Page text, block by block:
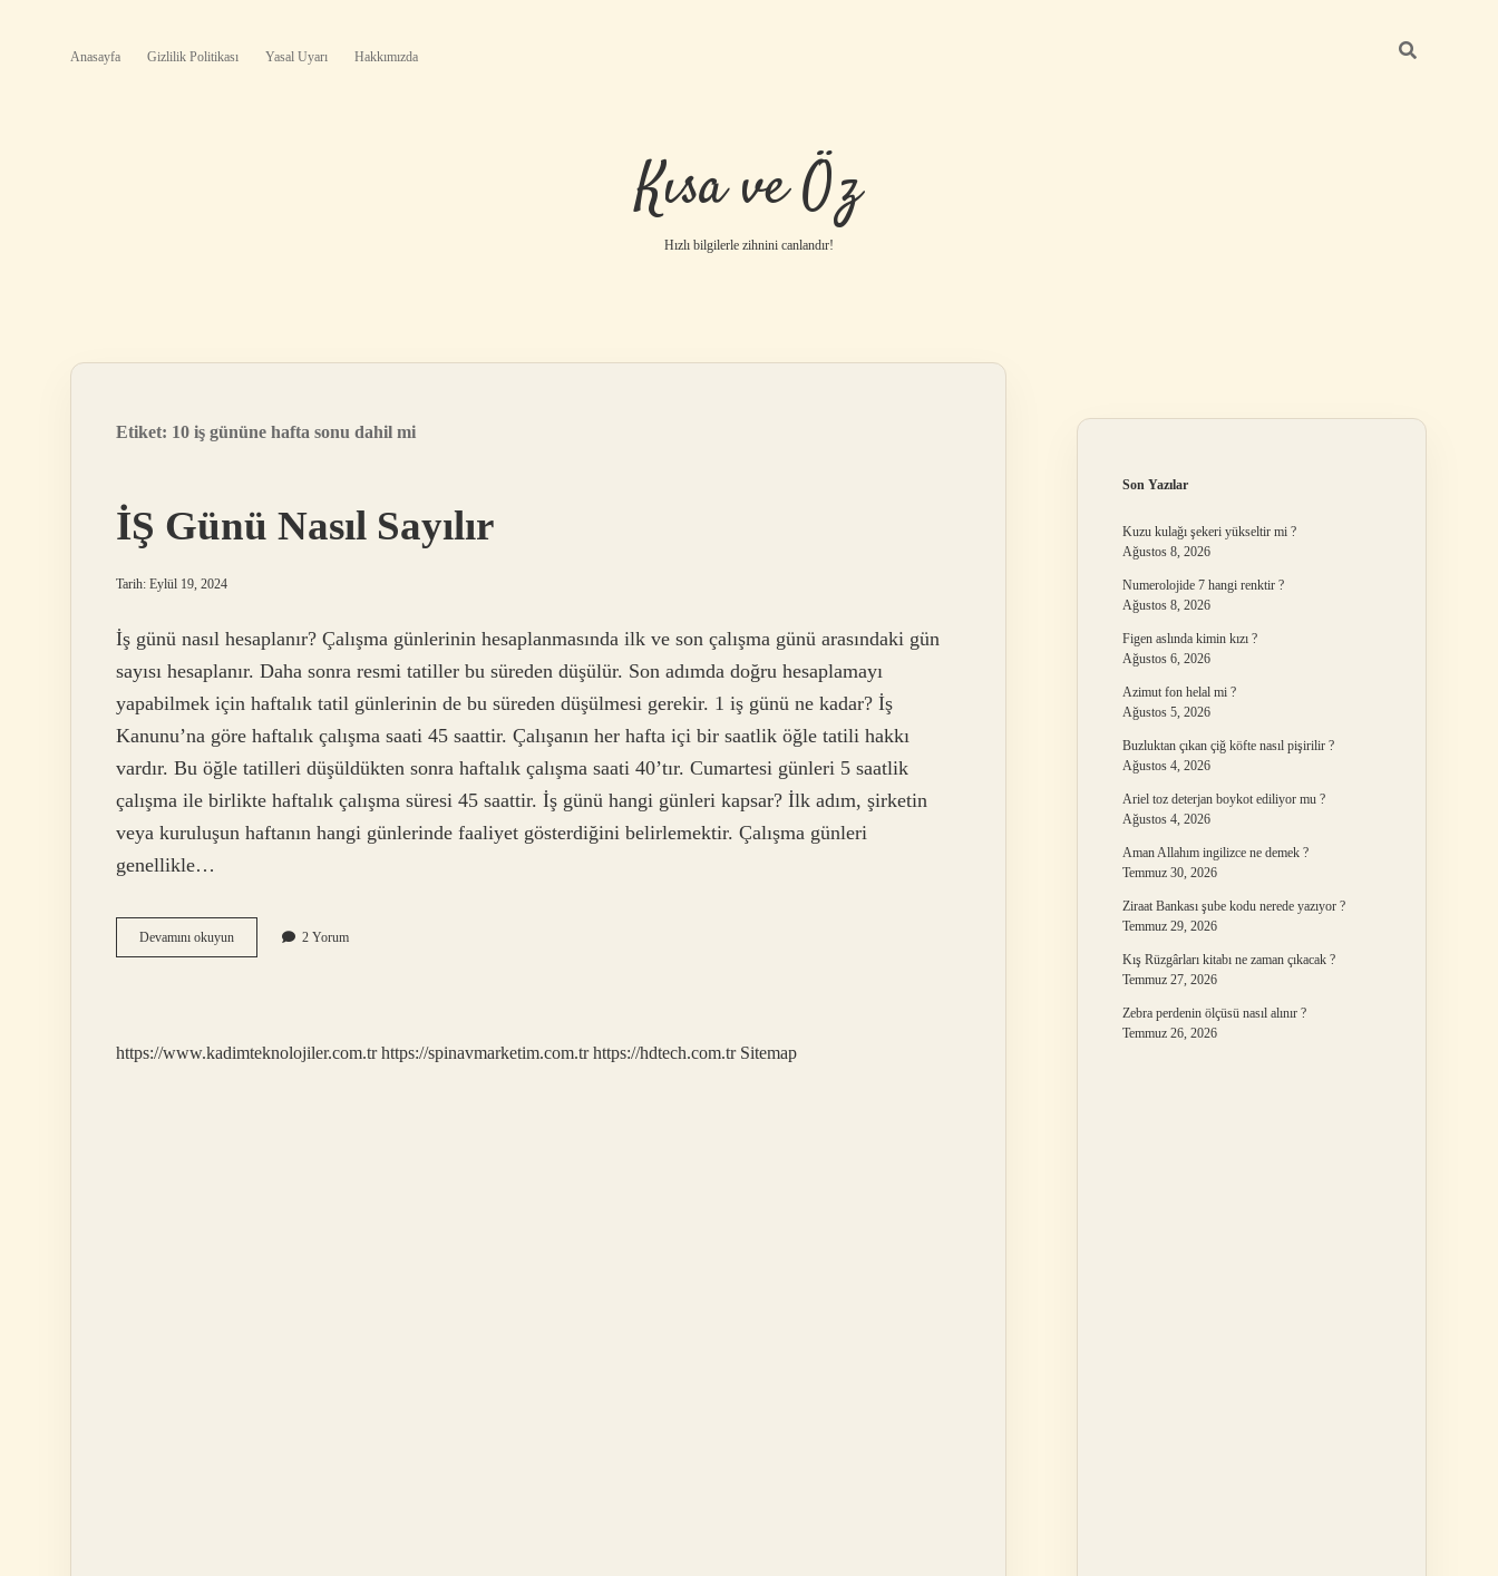
Anasayfa Gizlilik Politikası Yasal Uyarı Hakkımızda
Kısa ve Öz
Hızlı bilgilerle zihnini canlandır!
Etiket: 10 iş gününe hafta sonu dahil mi
İŞ Günü Nasıl Sayılır
Tarih: Eylül 19, 2024
İş günü nasıl hesaplanır? Çalışma günlerinin hesaplanmasında ilk ve son çalışma günü arasındaki gün
sayısı hesaplanır. Daha sonra resmi tatiller bu süreden düşülür. Son adımda doğru hesaplamayı
yapabilmek için haftalık tatil günlerinin de bu süreden düşülmesi gerekir. 1 iş günü ne kadar? İş
Kanunu’na göre haftalık çalışma saati 45 saattir. Çalışanın her hafta içi bir saatlik öğle tatili hakkı
vardır. Bu öğle tatilleri düşüldükten sonra haftalık çalışma saati 40’tır. Cumartesi günleri 5 saatlik
çalışma ile birlikte haftalık çalışma süresi 45 saattir. İş günü hangi günleri kapsar? İlk adım, şirketin
veya kuruluşun haftanın hangi günlerinde faaliyet gösterdiğini belirlemektir. Çalışma günleri
genellikle…
Devamını okuyunİŞ
Günü
2 Yorum
https://www.kadimteknolojiler.com.tr https://spinavmarketim.com.tr https://hdtech.com.tr Sitemap
Son Yazılar
Kuzu kulağı şekeri yükseltir mi ?
Ağustos 8, 2026
Numerolojide 7 hangi renktir ?
Ağustos 8, 2026
Figen aslında kimin kızı ?
Ağustos 6, 2026
Azimut fon helal mi ?
Ağustos 5, 2026
Buzluktan çıkan çiğ köfte nasıl pişirilir ?
Ağustos 4, 2026
Ariel toz deterjan boykot ediliyor mu ?
Ağustos 4, 2026
Aman Allahım ingilizce ne demek ?
Temmuz 30, 2026
Ziraat Bankası şube kodu nerede yazıyor ?
Temmuz 29, 2026
Kış Rüzgârları kitabı ne zaman çıkacak ?
Temmuz 27, 2026
Zebra perdenin ölçüsü nasıl alınır ?
Temmuz 26, 2026